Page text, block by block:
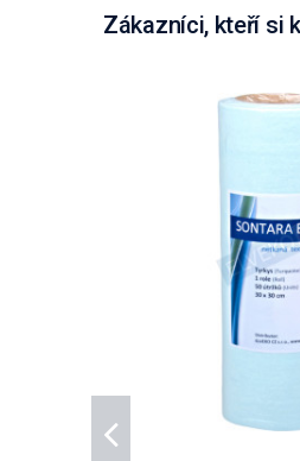
Zákazníci, kteří si